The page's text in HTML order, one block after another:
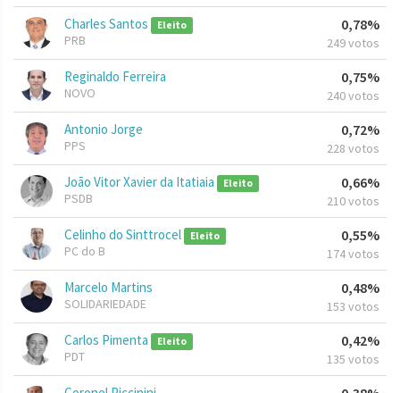
Charles Santos Eleito
PRB
0,78%
249 votos
Reginaldo Ferreira
NOVO
0,75%
240 votos
Antonio Jorge
PPS
0,72%
228 votos
João Vitor Xavier da Itatiaia Eleito
PSDB
0,66%
210 votos
Celinho do Sinttrocel Eleito
PC do B
0,55%
174 votos
Marcelo Martins
SOLIDARIEDADE
0,48%
153 votos
Carlos Pimenta Eleito
PDT
0,42%
135 votos